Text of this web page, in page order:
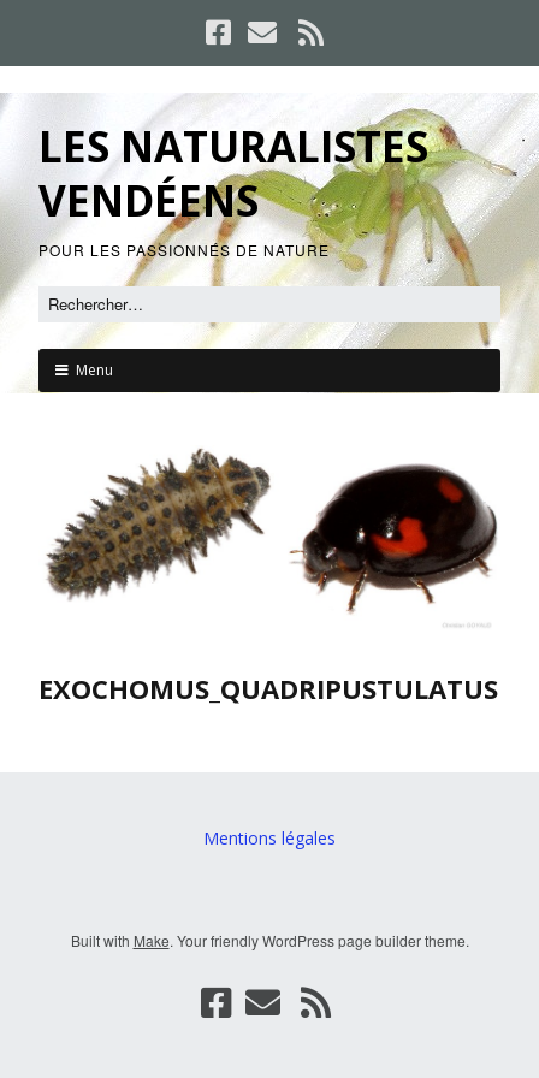
LES NATURALISTES
VENDÉENS
POUR LES PASSIONNÉS DE NATURE
Menu
EXOCHOMUS_QUADRIPUSTULATUS
Mentions légales
Built with Make. Your friendly WordPress page builder theme.